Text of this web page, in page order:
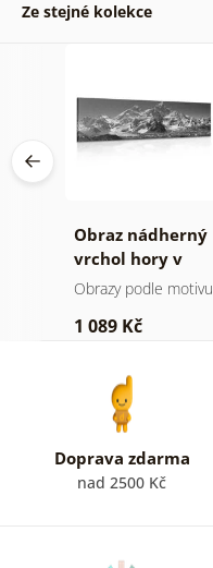
Ze stejné kolekce
Obraz nádherný
vrchol hory v
černobílém
Obrazy podle motivu
1 089 Kč
Doprava zdarma
nad 2500 Kč